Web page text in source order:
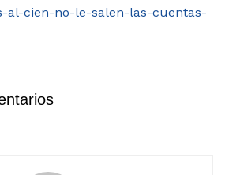
al-cien-no-le-salen-las-cuentas-